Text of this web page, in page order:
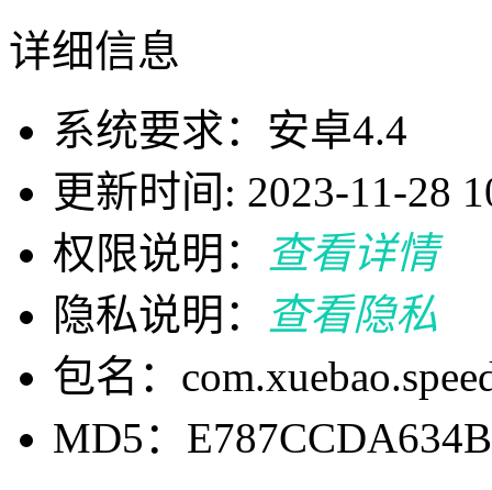
详细信息
系统要求：安卓4.4
更新时间: 2023-11-28
权限说明：
查看详情
隐私说明：
查看隐私
包名：
MD5：